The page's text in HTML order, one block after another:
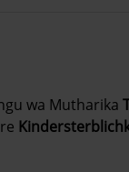
wa Mutharika